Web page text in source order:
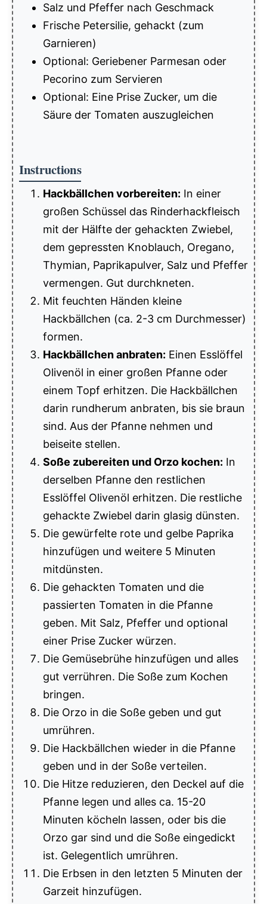
Salz und Pfeffer nach Geschmack
Frische Petersilie, gehackt (zum
Garnieren)
Optional: Geriebener Parmesan oder
Pecorino zum Servieren
Optional: Eine Prise Zucker, um die
Säure der Tomaten auszugleichen
Instructions
Hackbällchen vorbereiten: In einer
großen Schüssel das Rinderhackfleisch
mit der Hälfte der gehackten Zwiebel,
dem gepressten Knoblauch, Oregano,
Thymian, Paprikapulver, Salz und Pfeffer
vermengen. Gut durchkneten.
Mit feuchten Händen kleine
Hackbällchen (ca. 2-3 cm Durchmesser)
formen.
Hackbällchen anbraten: Einen Esslöffel
Olivenöl in einer großen Pfanne oder
einem Topf erhitzen. Die Hackbällchen
darin rundherum anbraten, bis sie braun
sind. Aus der Pfanne nehmen und
beiseite stellen.
Soße zubereiten und Orzo kochen: In
derselben Pfanne den restlichen
Esslöffel Olivenöl erhitzen. Die restliche
gehackte Zwiebel darin glasig dünsten.
Die gewürfelte rote und gelbe Paprika
hinzufügen und weitere 5 Minuten
mitdünsten.
Die gehackten Tomaten und die
passierten Tomaten in die Pfanne
geben. Mit Salz, Pfeffer und optional
einer Prise Zucker würzen.
Die Gemüsebrühe hinzufügen und alles
gut verrühren. Die Soße zum Kochen
bringen.
Die Orzo in die Soße geben und gut
umrühren.
Die Hackbällchen wieder in die Pfanne
geben und in der Soße verteilen.
Die Hitze reduzieren, den Deckel auf die
Pfanne legen und alles ca. 15-20
Minuten köcheln lassen, oder bis die
Orzo gar sind und die Soße eingedickt
ist. Gelegentlich umrühren.
Die Erbsen in den letzten 5 Minuten der
Garzeit hinzufügen.